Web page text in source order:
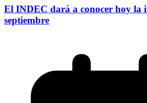
El INDEC dará a conocer hoy la
septiembre